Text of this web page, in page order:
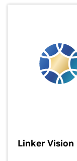
Linker Vision